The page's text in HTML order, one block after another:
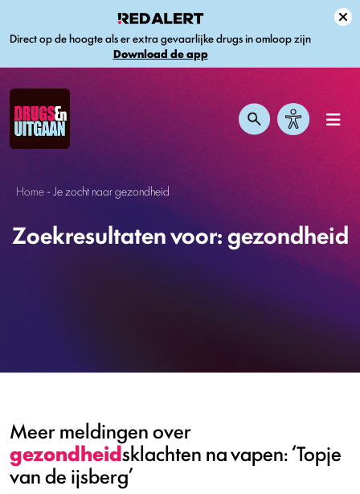
Direct op de hoogte als er extra gevaarlijke drugs in omloop zijn
Download de app
Home-Je zocht naar gezondheid
Zoekresultaten voor: gezondheid
Meer meldingen over
gezondheidsklachten na vapen: ‘Topje
van de ijsberg’